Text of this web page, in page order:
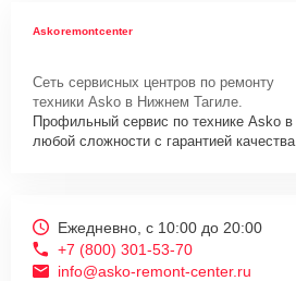
Askoremontcenter
Сеть сервисных центров по ремонту
техники Asko в Нижнем Тагиле.
Профильный сервис по технике Asko
любой сложности с гарантией качества.
Ежедневно, с 10:00 до 20:00
+7 (800) 301-53-70
info@asko-remont-center.ru